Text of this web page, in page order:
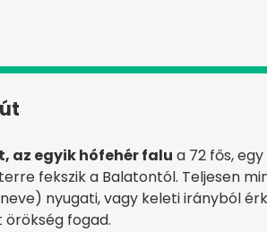
az egyik hófehér falu a 72 fős,
fekszik a Balatontól. Teljesen
nyugati, vagy keleti irányból
fogad.